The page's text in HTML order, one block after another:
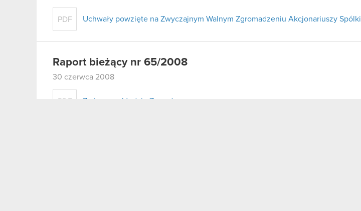
PDF Uchwały powzięte na Zwyczajnym Walnym Zgromadzeniu Akcjonariuszy Spólki
Raport bieżący nr 65/2008
30 czerwca 2008
PDF Zmiany w składzie Zarządu